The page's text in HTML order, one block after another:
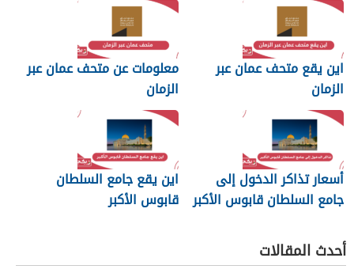
اين يقع متحف عمان عبر
الزمان
معلومات عن متحف عمان عبر
الزمان
أسعار تذاكر الدخول إلى
جامع السلطان قابوس الأكبر
اين يقع جامع السلطان
قابوس الأكبر
أحدث المقالات